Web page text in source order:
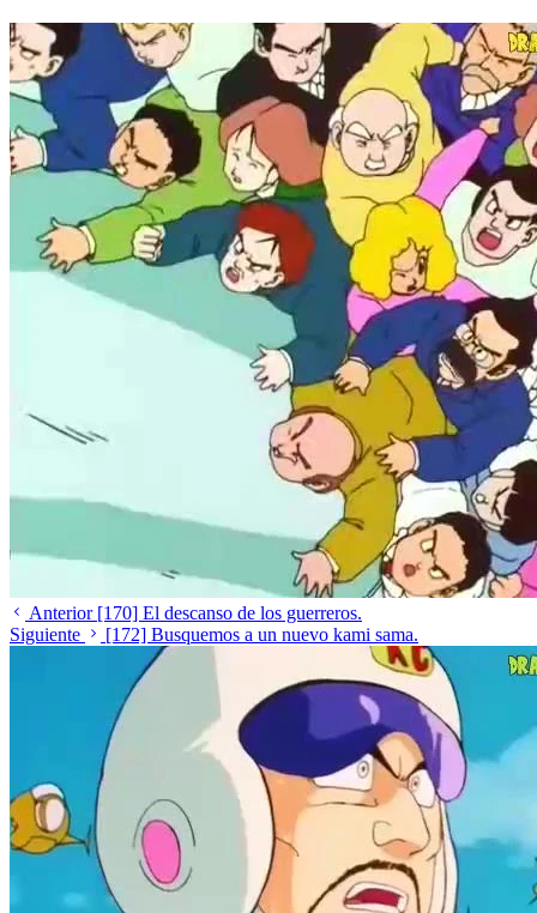
Anterior [170] El descanso de los guerreros.
Siguiente
[172] Busquemos a un nuevo kami sama.